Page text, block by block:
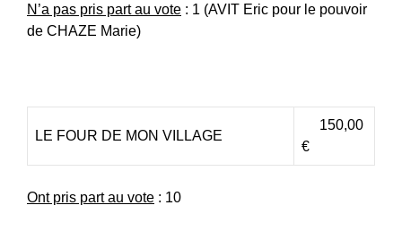
N’a pas pris part au vote : 1 (AVIT Eric pour le pouvoir
de CHAZE Marie)
LE FOUR DE MON VILLAGE
150,00
€
Ont pris part au vote : 10